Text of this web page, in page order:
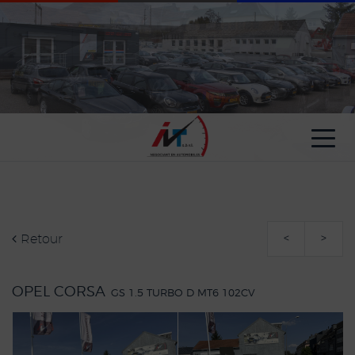
Retour < >
OPEL CORSA GS 1.5 TURBO D MT6 102CV
Paramètres avancés des cookies